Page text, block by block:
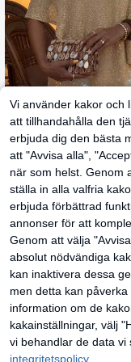
#Snygga
EU Warehouse Selianne Ny
mar strandsemester sjal
at enfärgad glitterstickad
vinnor
149 kr
Vi använder kakor och
att tillhandahålla den
erbjuda dig den bästa
att "Avvisa alla",
när som helst. Genom
ställa in alla valfria
erbjuda förbättrad
annonser för att
Genom att välja
absolut nödvändiga
kan inaktivera dessa
men detta kan
information om de
kakainställningar, välj
vi behandlar de data vi
integritetspolicy.